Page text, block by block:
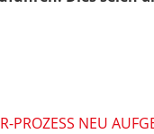
PROZESS NEU